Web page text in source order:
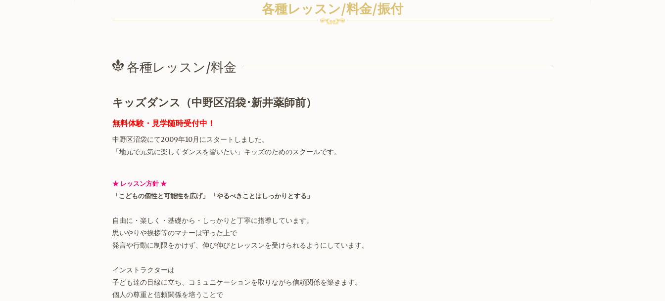
各種レッスン/料金/振付
各種レッスン/料金
キッズダンス（中野区沼袋･新井薬師前）
無料体験・見学随時受付中！
中野区沼袋にて2009年10月にスタートしました。
「地元で元気に楽しくダンスを習いたい」キッズのためのスクールです。
★ レッスン方針★
「こどもの個性と可能性を広げ」 「やるべきことはしっかりとする」
自由に・楽しく・基礎から・しっかりと丁寧に指導しています。
思いやりや挨拶等のマナーは守った上で
発言や行動に制限をかけず、伸び伸びとレッスンを受けられるようにしています。
インストラクターは
子ども達の目線に立ち、コミュニケーションを取りながら信頼関係を築きます。
個人の尊重と信頼関係を培うことで